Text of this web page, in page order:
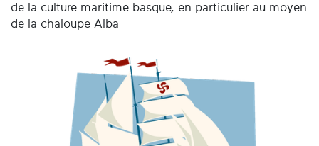
de la culture maritime basque, en particulier au moyen
de la chaloupe Alba